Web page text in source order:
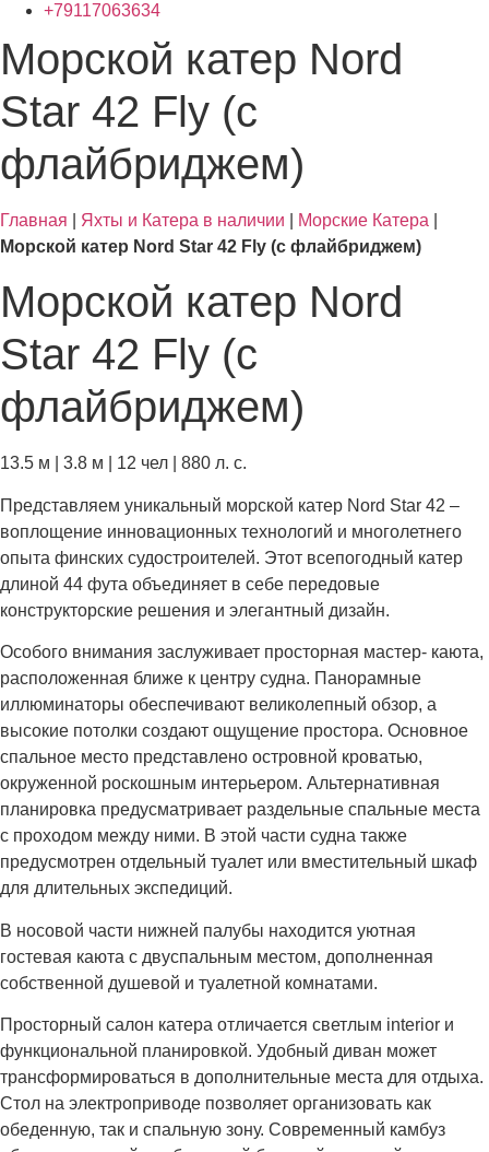
+79117063634
Морской катер Nord
Star 42 Fly (с
флайбриджем)
Главная Яхты и Катера в наличии Морские Катера
Морской катер Nord Star 42 Fly (с флайбриджем)
Морской катер Nord
Star 42 Fly (с
флайбриджем)
13.5 м | 3.8 м | 12 чел | 880 л. с.
Представляем уникальный морской катер Nord Star 42 –
воплощение инновационных технологий и многолетнего
опыта финских судостроителей. Этот всепогодный катер
длиной 44 фута объединяет в себе передовые
конструкторские решения и элегантный дизайн.
Особого внимания заслуживает просторная мастер- каюта,
расположенная ближе к центру судна. Панорамные
иллюминаторы обеспечивают великолепный обзор, а
высокие потолки создают ощущение простора. Основное
спальное место представлено островной кроватью,
окруженной роскошным интерьером. Альтернативная
планировка предусматривает раздельные спальные места
с проходом между ними. В этой части судна также
предусмотрен отдельный туалет или вместительный шкаф
для длительных экспедиций.
В носовой части нижней палубы находится уютная
гостевая каюта с двуспальным местом, дополненная
собственной душевой и туалетной комнатами.
Просторный салон катера отличается светлым interior и
функциональной планировкой. Удобный диван может
трансформироваться в дополнительные места для отдыха.
Стол на электроприводе позволяет организовать как
обеденную, так и спальную зону. Современный камбуз